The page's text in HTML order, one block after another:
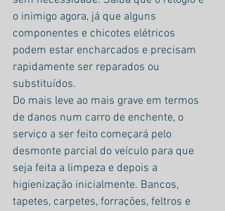
o inimigo agora, já que alguns
componentes e chicotes elétricos
podem estar encharcados e precisam
rapidamente ser reparados ou
substituídos.
Do mais leve ao mais grave em termos
de danos num carro de enchente, o
serviço a ser feito começará pelo
desmonte parcial do veículo para que
seja feita a limpeza e depois a
higienização inicialmente. Bancos,
tapetes, carpetes, forrações, feltros e